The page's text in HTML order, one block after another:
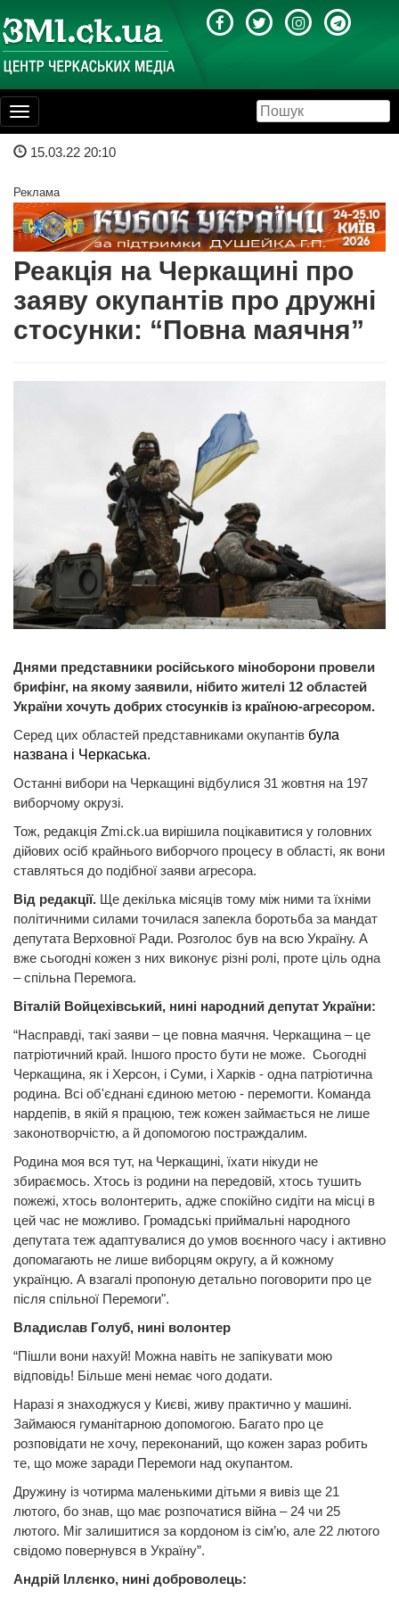
Toggle
navigation
15.03.22 20:10
Реклама
Реакція на Черкащині про
заяву окупантів про дружні
стосунки: “Повна маячня”
Днями представники російського міноборони провели
брифінг, на якому заявили, нібито жителі 12 областей
України хочуть добрих стосунків із країною-агресором.
Серед цих областей представниками окупантів була
названа і Черкаська.
Останні вибори на Черкащині відбулися 31 жовтня на 197
виборчому окрузі.
Тож, редакція Zmi.ck.ua вирішила поцікавитися у головних
дійових осіб крайнього виборчого процесу в області, як вони
ставляться до подібної заяви агресора.
Від редакції. Ще декілька місяців тому між ними та їхніми
політичними силами точилася запекла боротьба за мандат
депутата Верховної Ради. Розголос був на всю Україну. А
вже сьогодні кожен з них виконує різні ролі, проте ціль одна
– спільна Перемога.
Віталій Войцехівський, нині народний депутат України:
“Насправді, такі заяви – це повна маячня. Черкащина – це
патріотичний край. Іншого просто бути не може. Сьогодні
Черкащина, як і Херсон, і Суми, і Харків - одна патріотична
родина. Всі об'єднані єдиною метою - перемогти. Команда
нардепів, в якій я працюю, теж кожен займається не лише
законотворчістю, а й допомогою постраждалим.
Родина моя вся тут, на Черкащині, їхати нікуди не
збираємось. Хтось із родини на передовій, хтось тушить
пожежі, хтось волонтерить, адже спокійно сидіти на місці в
цей час не можливо. Громадські приймальні народного
депутата теж адаптувалися до умов воєнного часу і активно
допомагають не лише виборцям округу, а й кожному
українцю. А взагалі пропоную детально поговорити про це
після спільної Перемоги".
Владислав Голуб, нині волонтер
“Пішли вони нахуй! Можна навіть не запікувати мою
відповідь! Більше мені немає чого додати.
Наразі я знаходжуся у Києві, живу практично у машині.
Займаюся гуманітарною допомогою. Багато про це
розповідати не хочу, переконаний, що кожен зараз робить
те, що може заради Перемоги над окупантом.
Дружину із чотирма маленькими дітьми я вивіз ще 21
лютого, бо знав, що має розпочатися війна – 24 чи 25
лютого. Міг залишитися за кордоном із сім’ю, але 22 лютого
свідомо повернувся в Україну”.
Андрій Іллєнко, нині доброволець: